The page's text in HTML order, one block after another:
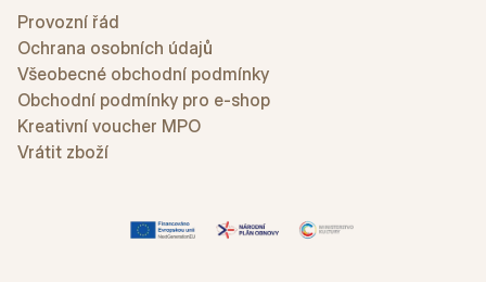
Provozní řád
Ochrana osobních údajů
Všeobecné obchodní podmínky
Obchodní podmínky pro e-shop
Kreativní voucher MPO
Vrátit zboží